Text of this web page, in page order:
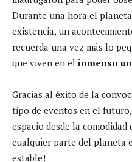
Durante una hora el
existencia, un
recuerda una vez más lo
que viven en el inmenso
Gracias al éxito de la
tipo de eventos en el
espacio desde la comodidad
cualquier parte del planeta
estable!